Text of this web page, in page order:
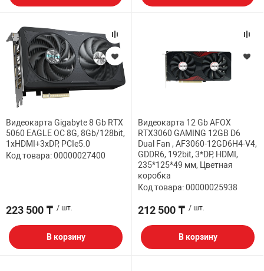
Видеокарта Gigabyte 8 Gb RTX
5060 EAGLE OC 8G, 8Gb/128bit,
1хHDMI+3xDP, PCIe5.0
Код товара: 00000027400
223 500 ₸ / шт.
В корзину
Видеокарта 12 Gb AFOX
RTX3060 GAMING 12GB D6
Dual Fan , AF3060-12GD6H4-V4,
GDDR6, 192bit, 3*DP, HDMI,
235*125*49 мм, Цветная
коробка
Код товара: 00000025938
212 500 ₸ / шт.
В корзину